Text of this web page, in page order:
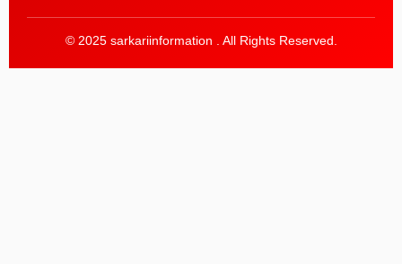
© 2025 sarkariinformation . All Rights Reserved.